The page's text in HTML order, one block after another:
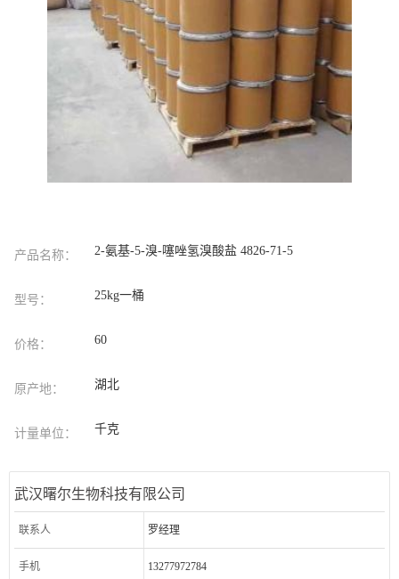
产品名称： 2-氨基-5-溴-噻唑氢溴酸盐 4826-71-5
型号： 25kg一桶
价格： 60
原产地： 湖北
计量单位： 千克
武汉曙尔生物科技有限公司
联系人 罗经理
手机 13277972784